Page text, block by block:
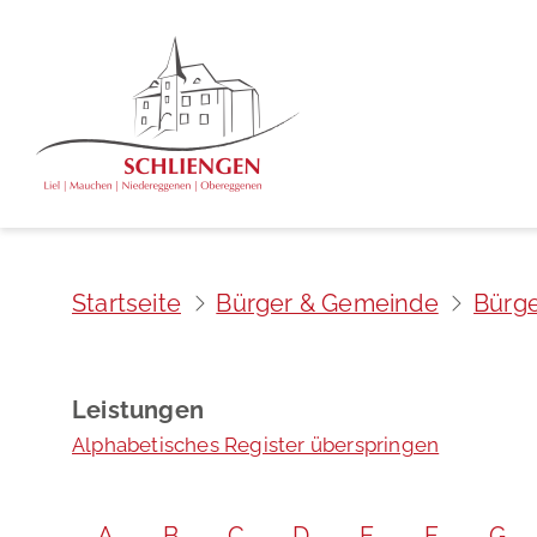
Startseite Bürger & Gemeinde
Leistungen
Alphabetisches Register überspringen